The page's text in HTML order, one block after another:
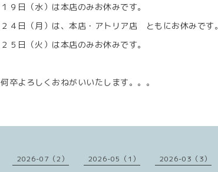
１９日（水）は本店のみお休みです。
２４日（月）は、本店・アトリア店 ともにお休みです。
２５日（火）は本店のみお休みです。
何卒よろしくおねがいいたします。。。
2026-07（2） 2026-05（1） 2026-03（3）